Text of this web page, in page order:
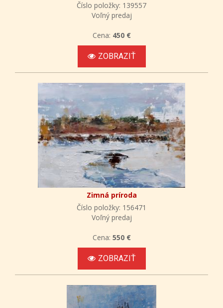
Číslo položky: 139557
Voľný predaj
Cena: 450 €
ZOBRAZIŤ
Zimná príroda
Číslo položky: 156471
Voľný predaj
Cena: 550 €
ZOBRAZIŤ